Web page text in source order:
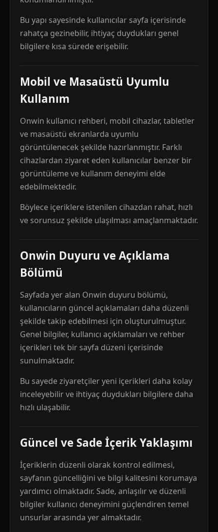
Bu yapı sayesinde kullanıcılar sayfa içerisinde
rahatça gezinebilir, ihtiyaç duydukları genel
bilgilere kısa sürede erişebilir.
Mobil ve Masaüstü Uyumlu
Kullanım
Onwin kullanıcı rehberi, mobil cihazlar, tabletler
ve masaüstü ekranlarda uyumlu
görüntülenecek şekilde hazırlanmıştır. Farklı
cihazlardan ziyaret eden kullanıcılar benzer bir
görüntüleme ve kullanım deneyimi elde
edebilmektedir.
Böylece içeriklere istenilen cihazdan rahat, hızlı
ve sorunsuz şekilde ulaşılması amaçlanmaktadır.
Onwin Duyuru ve Açıklama
Bölümü
Sayfada yer alan Onwin duyuru bölümü,
kullanıcıların güncel açıklamaları daha düzenli
şekilde takip edebilmesi için oluşturulmuştur.
Genel bilgiler, kullanıcı açıklamaları ve rehber
içerikleri tek bir sayfa düzeni içerisinde
sunulmaktadır.
Bu sayede ziyaretçiler yeni içerikleri daha kolay
inceleyebilir ve ihtiyaç duydukları bilgilere daha
hızlı ulaşabilir.
Güncel ve Sade İçerik Yaklaşımı
İçeriklerin düzenli olarak kontrol edilmesi,
sayfanın güncelliğini ve bilgi kalitesini korumaya
yardımcı olmaktadır. Sade, anlaşılır ve düzenli
bilgiler kullanıcı deneyimini güçlendiren temel
unsurlar arasında yer almaktadır.